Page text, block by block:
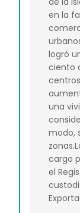
en la
logró
ciento
una
modo,
cargo
el